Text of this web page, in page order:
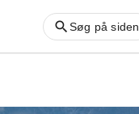
Søg på siden